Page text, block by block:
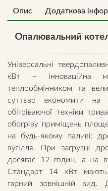
Опис Додаткова
Опалювальний
Універсальні
кВт – інноваційна
теплообмінником та
суттєво економити на
обігріваючої техніки
обогріву приміщень
на будь-якому паливі:
вугілля. При загрузці
досягає 12 годин, а на
Стандарт 14 кВт мають
гарний зовнішній вид.